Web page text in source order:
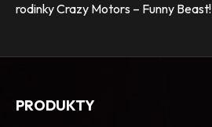
rodinky Crazy Motors – Funny Beast!
PRODUKTY